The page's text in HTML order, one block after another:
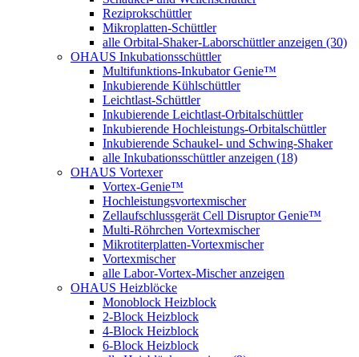
Reziprokschüttler
Mikroplatten-Schüttler
alle Orbital-Shaker-Laborschüttler anzeigen (30)
OHAUS Inkubationsschüttler
Multifunktions-Inkubator Genie™
Inkubierende Kühlschüttler
Leichtlast-Schüttler
Inkubierende Leichtlast-Orbitalschüttler
Inkubierende Hochleistungs-Orbitalschüttler
Inkubierende Schaukel- und Schwing-Shaker
alle Inkubationsschüttler anzeigen (18)
OHAUS Vortexer
Vortex-Genie™
Hochleistungsvortexmischer
Zellaufschlussgerät Cell Disruptor Genie™
Multi-Röhrchen Vortexmischer
Mikrotiterplatten-Vortexmischer
Vortexmischer
alle Labor-Vortex-Mischer anzeigen
OHAUS Heizblöcke
Monoblock Heizblock
2-Block Heizblock
4-Block Heizblock
6-Block Heizblock